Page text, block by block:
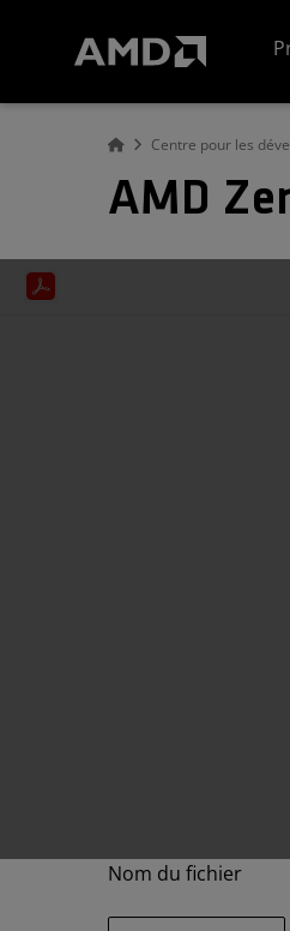
Centre pour les
AMD
Nom du fichier